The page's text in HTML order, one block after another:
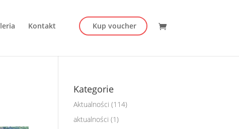
Kontakt Kup voucher
Kategorie
Aktualności (114)
aktualności (1)